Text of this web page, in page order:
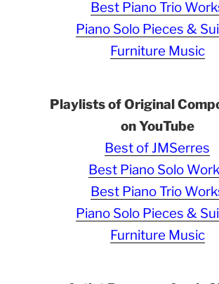
Best Piano Trio
Piano Solo Pieces &
Furniture Music
Playlists of Original
on YouTube
Best of JMSerres
Best Piano Solo
Best Piano Trio
Piano Solo Pieces &
Furniture Music